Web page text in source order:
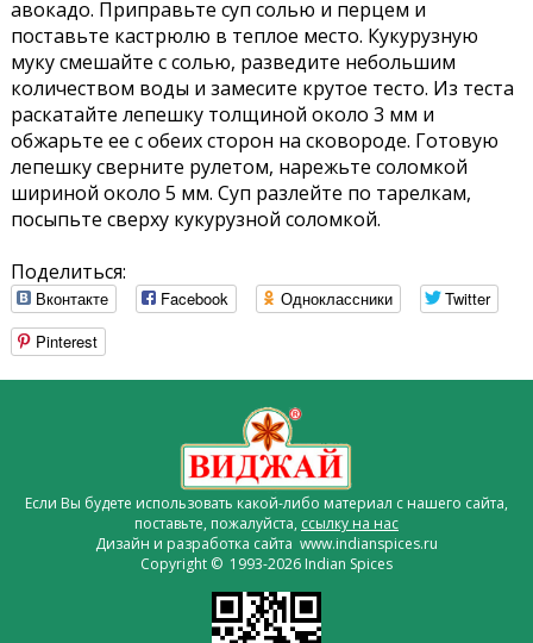
авокадо. Приправьте суп солью и перцем и
поставьте кастрюлю в теплое место. Кукурузную
муку смешайте с солью, разведите небольшим
количеством воды и замесите крутое тесто. Из теста
раскатайте лепешку толщиной около 3 мм и
обжарьте ее с обеих сторон на сковороде. Готовую
лепешку сверните рулетом, нарежьте соломкой
шириной около 5 мм. Суп разлейте по тарелкам,
посыпьте сверху кукурузной соломкой.
Поделиться:
Вконтакте Facebook Одноклассники
Twitter
Pinterest
Если Вы будете использовать какой-либо материал с нашего сайта,
поставьте, пожалуйста, ссылку на нас
Дизайн и разработка сайта www.indianspices.ru
Copyright © 1993-2026 Indian Spices